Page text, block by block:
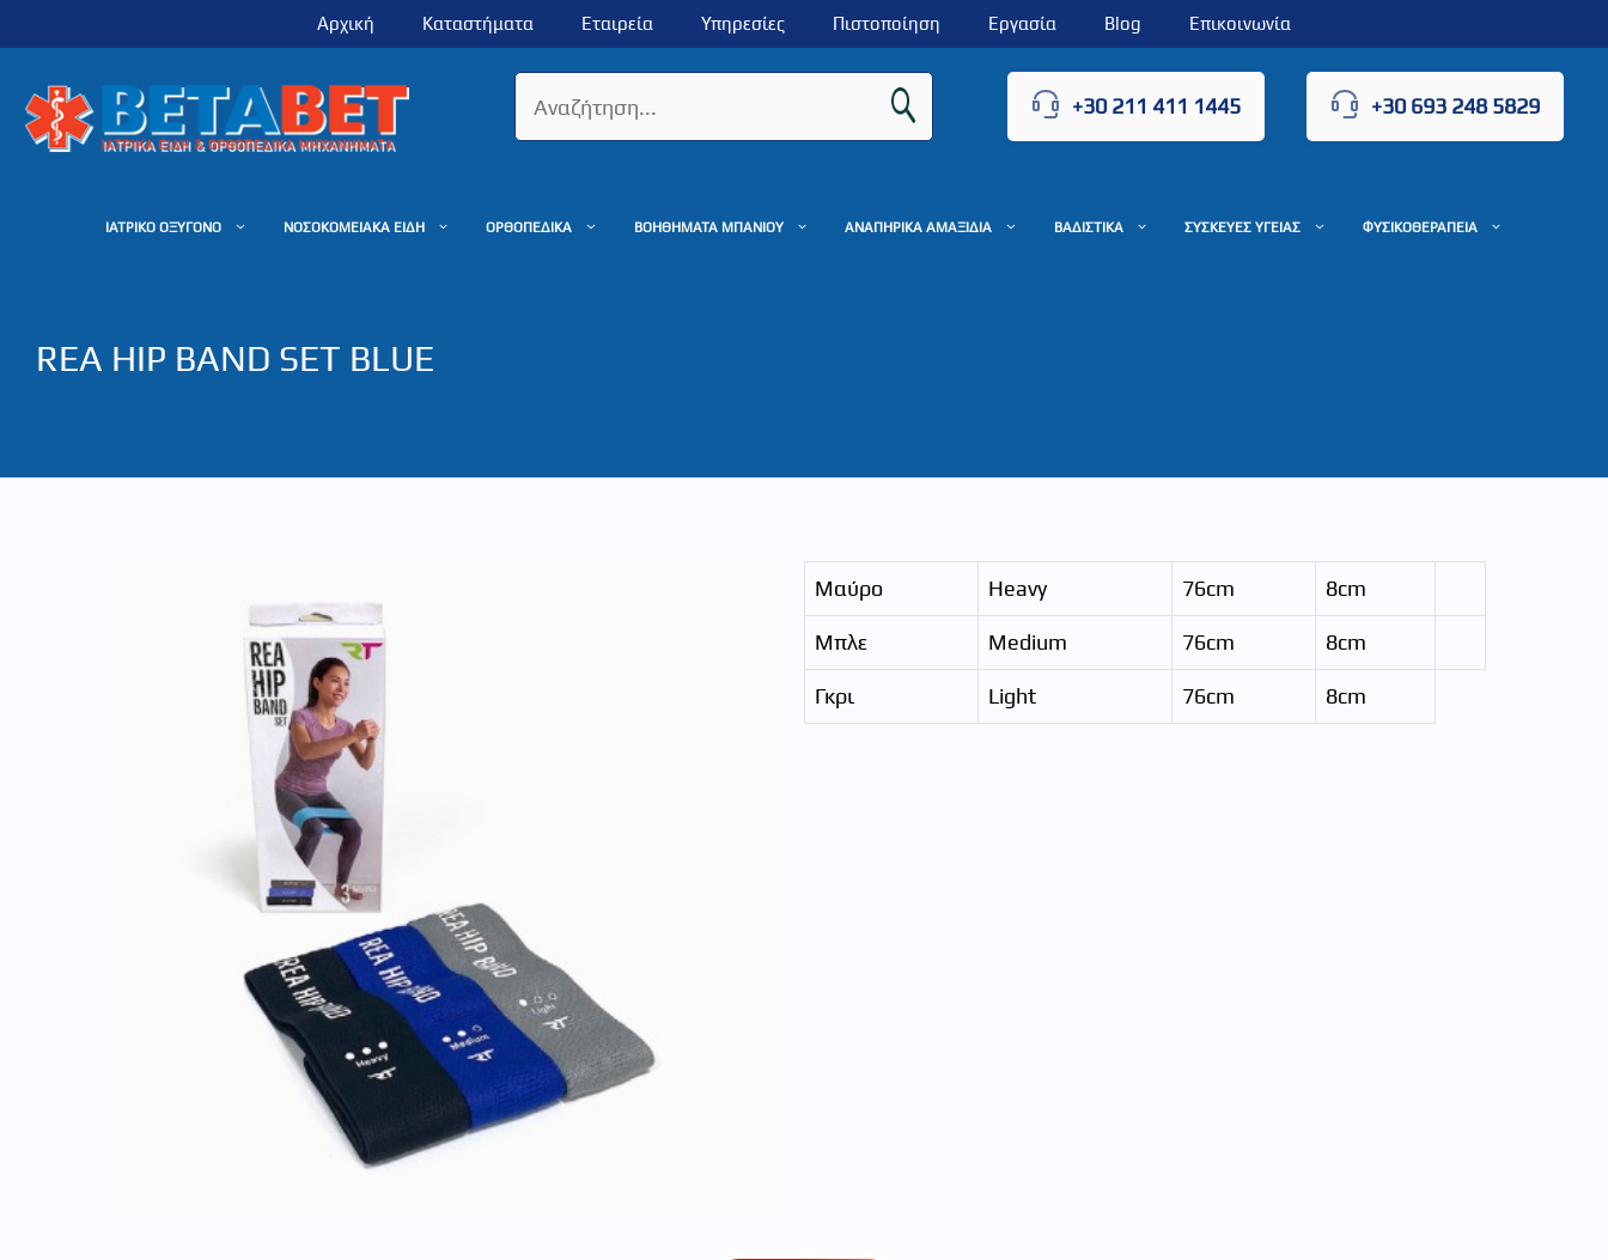
σε
περιεχόμενο
Αρχική Καταστήματα Εταιρεία Υπηρεσίες Πιστοποίηση Εργασία Blog Επικοινωνία
+30 211 411 1445 +30 693 248 5829
ΙΑΤΡΙΚΟ ΟΞΥΓΟΝΟ ΝΟΣΟΚΟΜΕΙΑΚΑ ΕΙΔΗ ΟΡΘΟΠΕΔΙΚΑ ΒΟΗΘΗΜΑΤΑ ΜΠΑΝΙΟΥ ΑΝΑΠΗΡΙΚΑ ΑΜΑΞΙΔΙΑ ΒΑΔΙΣΤΙΚΑ ΣΥΣΚΕΥΕΣ ΥΓΕΙΑΣ ΦΥΣΙΚΟΘΕΡΑΠΕΙΑ
REA HIP BAND SET BLUE
Μαύρο Heavy 76cm 8cm
Μπλε Medium 76cm 8cm
Γκρι Light 76cm 8cm